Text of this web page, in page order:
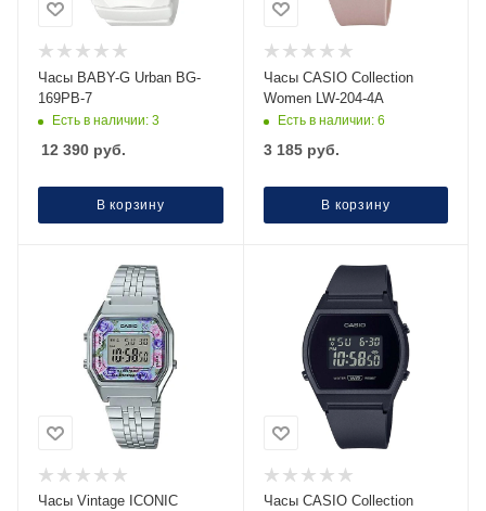
Часы BABY-G Urban BG-
169PB-7
Есть в наличии: 3
12 390 руб.
В корзину
Часы CASIO Collection
Women LW-204-4A
Есть в наличии: 6
3 185руб.
В корзину
Часы Vintage ICONIC
Часы CASIO Collection